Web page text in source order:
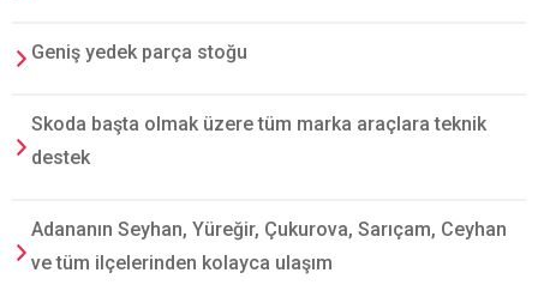
Geniş yedek parça stoğu
Skoda başta olmak üzere tüm marka araçlara teknik
destek
Adananın Seyhan, Yüreğir, Çukurova, Sarıçam, Ceyhan
ve tüm ilçelerinden kolayca ulaşım